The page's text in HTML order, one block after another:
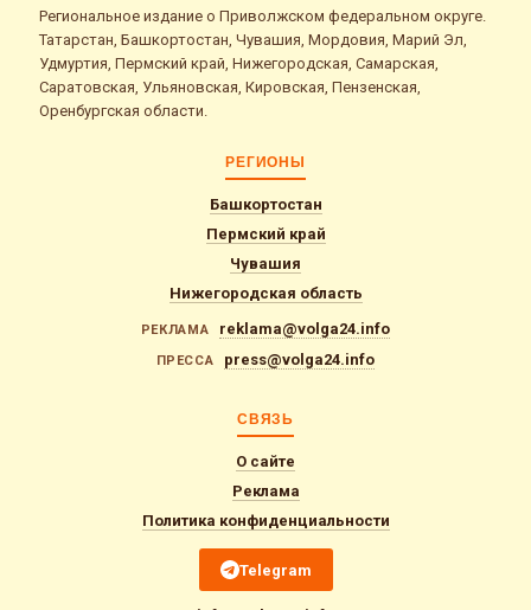
Региональное издание о Приволжском федеральном округе.
Татарстан, Башкортостан, Чувашия, Мордовия, Марий Эл,
Удмуртия, Пермский край, Нижегородская, Самарская,
Саратовская, Ульяновская, Кировская, Пензенская,
Оренбургская области.
РЕГИОНЫ
Башкортостан
Пермский край
Чувашия
Нижегородская область
РЕКЛАМА reklama@volga24.info
ПРЕССА press@volga24.info
СВЯЗЬ
О сайте
Реклама
Политика конфиденциальности
Telegram